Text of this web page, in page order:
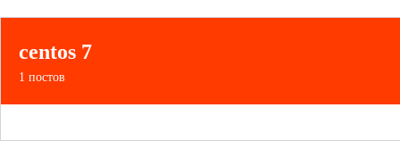
centos 7
1 постов